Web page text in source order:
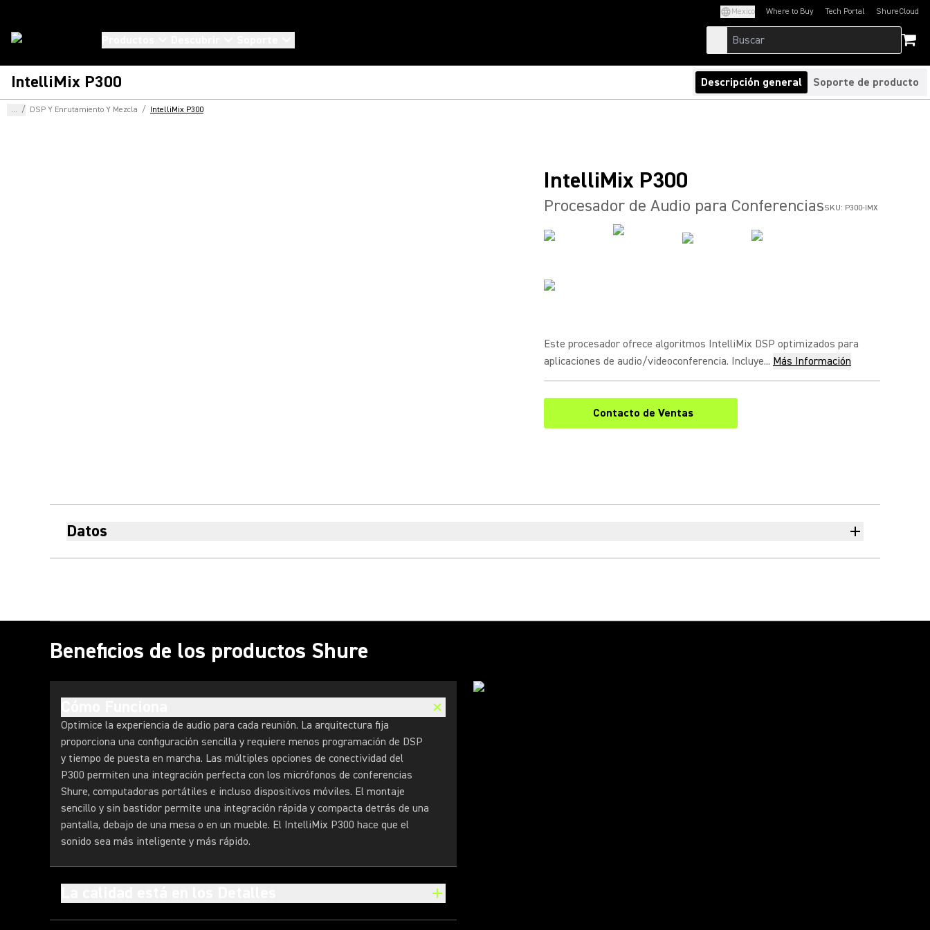
Mexico Where to Buy Tech Portal
(Opens in a new tab)ShureCloud
(Opens in a new
IntelliMix P300 Descripción general Soporte de producto
... / DSP Y Enrutamiento Y Mezcla / IntelliMix P300
IntelliMix P300
Procesador de Audio para ConferenciasSKU: P300-IMX
Este procesador ofrece algoritmos IntelliMix DSP optimizados para
aplicaciones de audio/videoconferencia. Incluye... Más Información
Contacto de Ventas
Datos
Beneficios de los productos Shure
Optimice la experiencia de audio para cada reunión. La arquitectura fija
proporciona una configuración sencilla y requiere menos programación de DSP
y tiempo de puesta en marcha. Las múltiples opciones de conectividad del
P300 permiten una integración perfecta con los micrófonos de conferencias
Shure, computadoras portátiles e incluso dispositivos móviles. El montaje
sencillo y sin bastidor permite una integración rápida y compacta detrás de una
pantalla, debajo de una mesa o en un mueble. El IntelliMix P300 hace que el
sonido sea más inteligente y más rápido.